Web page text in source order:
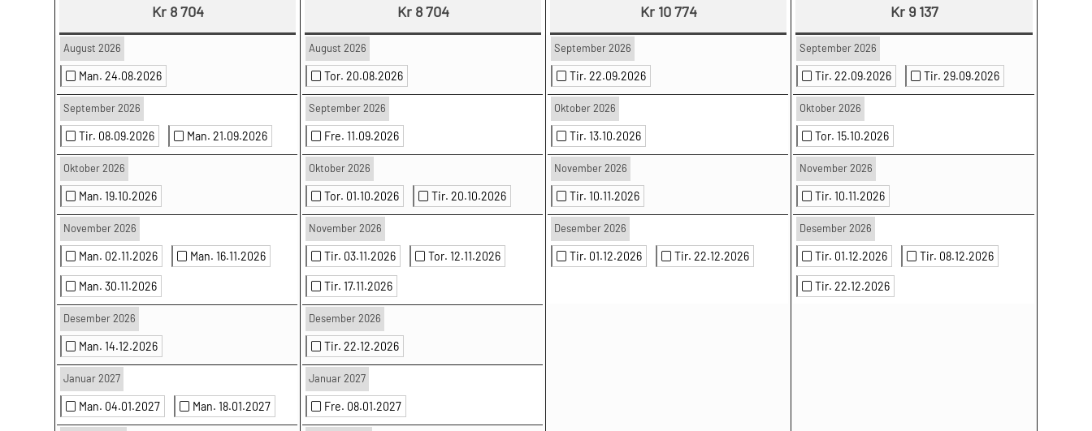
Kr 8 704
August 2026
Man. 24.08.2026
September 2026
Tir. 08.09.2026 Man. 21.09.2026
Oktober 2026
Man. 19.10.2026
November 2026
Man. 02.11.2026 Man. 16.11.2026
Man. 30.11.2026
Desember 2026
Man. 14.12.2026
Januar 2027
Man. 04.01.2027 Man. 18.01.2027
Kr 8 704
August 2026
Tor. 20.08.2026
September 2026
Fre. 11.09.2026
Oktober 2026
Tor. 01.10.2026 Tir. 20.10.2026
November 2026
Tir. 03.11.2026 Tor. 12.11.2026
Tir. 17.11.2026
Desember 2026
Tir. 22.12.2026
Januar 2027
Fre. 08.01.2027
Kr 10 774
September 2026
Tir. 22.09.2026
Oktober 2026
Tir. 13.10.2026
November 2026
Tir. 10.11.2026
Desember 2026
Tir. 01.12.2026 Tir. 22.12.2026
Kr 9 137
September 2026
Tir. 22.09.2026 Tir. 29.09.2026
Oktober 2026
Tor. 15.10.2026
November 2026
Tir. 10.11.2026
Desember 2026
Tir. 01.12.2026 Tir. 08.12.2026
Tir. 22.12.2026